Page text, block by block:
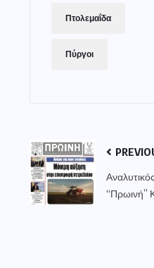
Πτολεμαΐδα
Πύργοι
“Πρωινή”